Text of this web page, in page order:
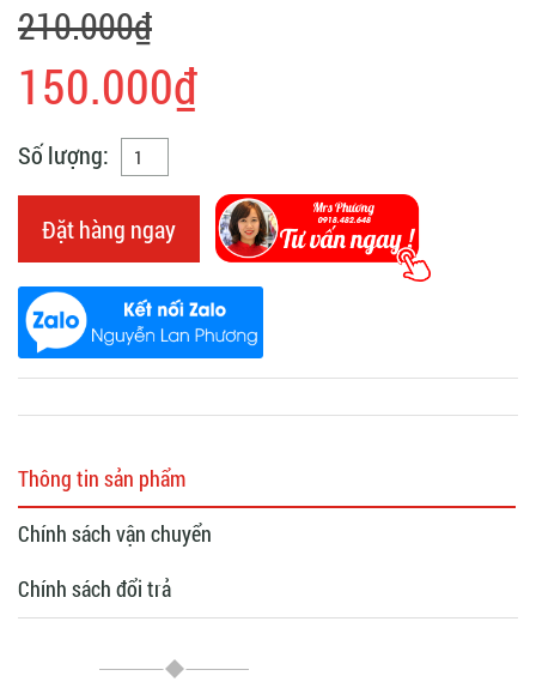
210.000₫
150.000₫
Số lượng:
Đặt hàng ngay
Thông tin sản phẩm
Chính sách vận chuyển
Chính sách đổi trả